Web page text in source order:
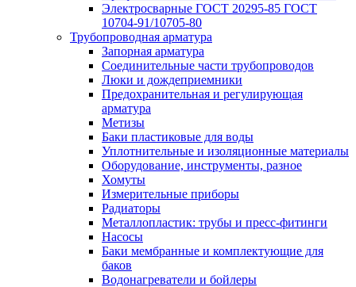
Электросварные ГОСТ 20295-85 ГОСТ
10704-91/10705-80
Трубопроводная арматура
Запорная арматура
Соединительные части трубопроводов
Люки и дождеприемники
Предохранительная и регулирующая
арматура
Метизы
Баки пластиковые для воды
Уплотнительные и изоляционные материалы
Оборудование, инструменты, разное
Хомуты
Измерительные приборы
Радиаторы
Металлопластик: трубы и пресс-фитинги
Насосы
Баки мембранные и комплектующие для
баков
Водонагреватели и бойлеры